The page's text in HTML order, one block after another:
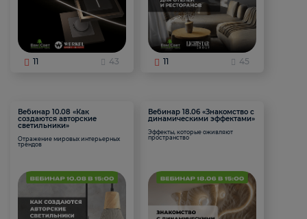
11 43 11 45
Вебинар 10.08 «Как
создаются авторские
светильники»
Отражение мировых интерьерных
трендов
Вебинар 18.06 «Знакомство с
динамическими эффектами»
Эффекты, которые оживляют
пространство